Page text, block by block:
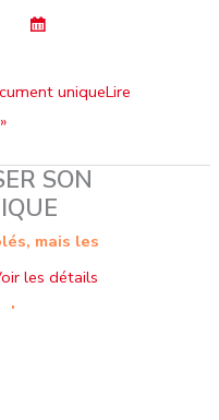
uniqueLire
SON
mais les
Cet